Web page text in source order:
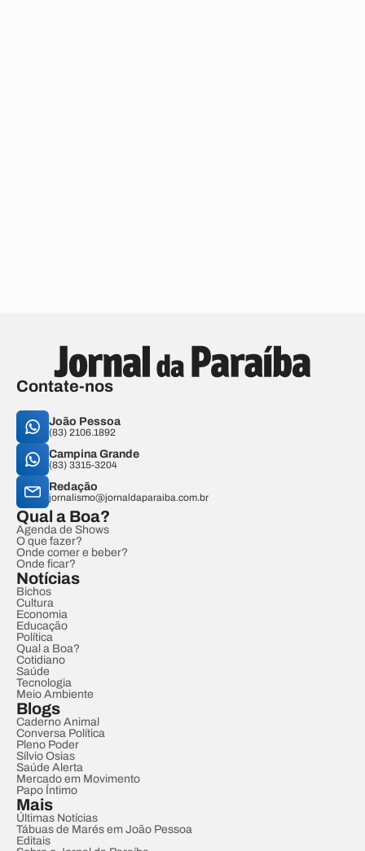
Contate-nos
João Pessoa
(83) 2106.1892
Campina Grande
(83) 3315-3204
Redação
jornalismo@jornaldaparaiba.com.br
Qual a Boa?
Agenda de Shows
O que fazer?
Onde comer e beber?
Onde ficar?
Notícias
Bichos
Cultura
Economia
Educação
Política
Qual a Boa?
Cotidiano
Saúde
Tecnologia
Meio Ambiente
Blogs
Caderno Animal
Conversa Política
Pleno Poder
Sílvio Osias
Saúde Alerta
Mercado em Movimento
Papo Íntimo
Mais
Últimas Notícias
Tábuas de Marés em João Pessoa
Editais